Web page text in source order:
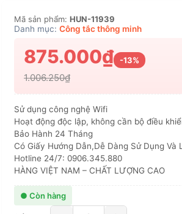
Mã sản phẩm: HUN-11939
Danh mục: Công tắc thông minh
875.000₫ -13%
1.006.250₫
Sử dụng công nghệ Wifi
Hoạt động độc lập, không cần bộ điều
Bảo Hành 24 Tháng
Có Giấy Hướng Dẫn,Dễ Dàng Sử Dụng Và
Hotline 24/7: 0906.345.880
HÀNG VIỆT NAM – CHẤT LƯỢNG CAO
● Còn hàng